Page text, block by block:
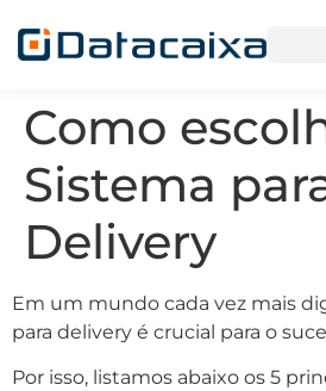
Como
Sistema
Delivery
Em um mundo cada vez mais
para delivery é crucial para o
Por isso, listamos abaixo os 5